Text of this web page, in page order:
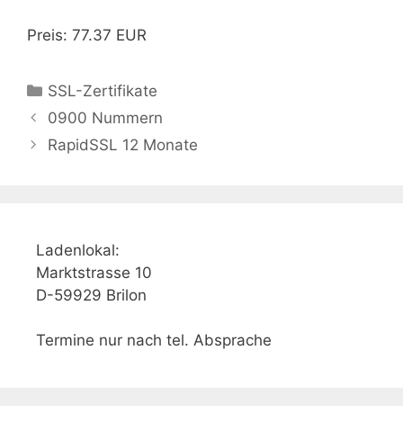
Preis: 77.37 EUR
Kategorien
SSL-Zertifikate
0900 Nummern
RapidSSL 12 Monate
Ladenlokal:
Marktstrasse 10
D-59929 Brilon
Termine nur nach tel. Absprache